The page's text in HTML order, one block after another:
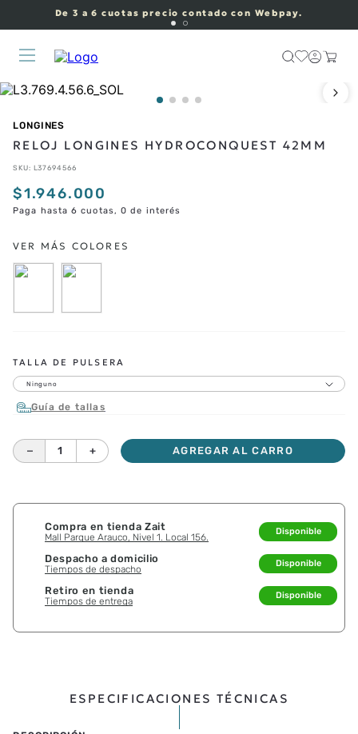
De 3 a 6 cuotas precio contado con Webpay.
LONGINES
RELOJ LONGINES HYDROCONQUEST 42MM
SKU: L37694566
$1.946.000
Paga hasta 6 cuotas, 0 de interés
TALLA DE PULSERA
Ninguno
Guía de tallas
＋
－ AGREGAR AL CARRO
Compra en tienda Zait
Mall Parque Arauco, Nivel 1. Local 156.
Disponible
Despacho a domicilio
Tiempos de despacho
Disponible
Retiro en tienda
Tiempos de entrega
Disponible
ESPECIFICACIONES TÉCNICAS